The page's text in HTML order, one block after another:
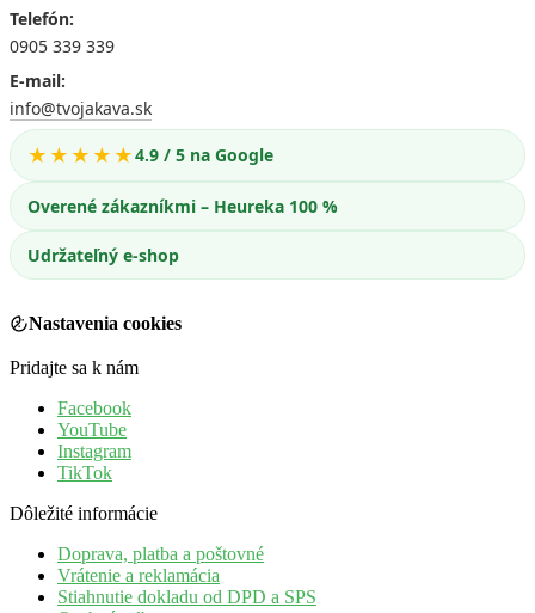
Telefón:
0905 339 339
E-mail:
info@tvojakava.sk
★★★★★4.9 / 5 na Google
Overené zákazníkmi – Heureka 100 %
Udržateľný e-shop
Nastavenia cookies
Pridajte sa k nám
Facebook
YouTube
Instagram
TikTok
Dôležité informácie
Doprava, platba a poštovné
Vrátenie a reklamácia
Stiahnutie dokladu od DPD a SPS